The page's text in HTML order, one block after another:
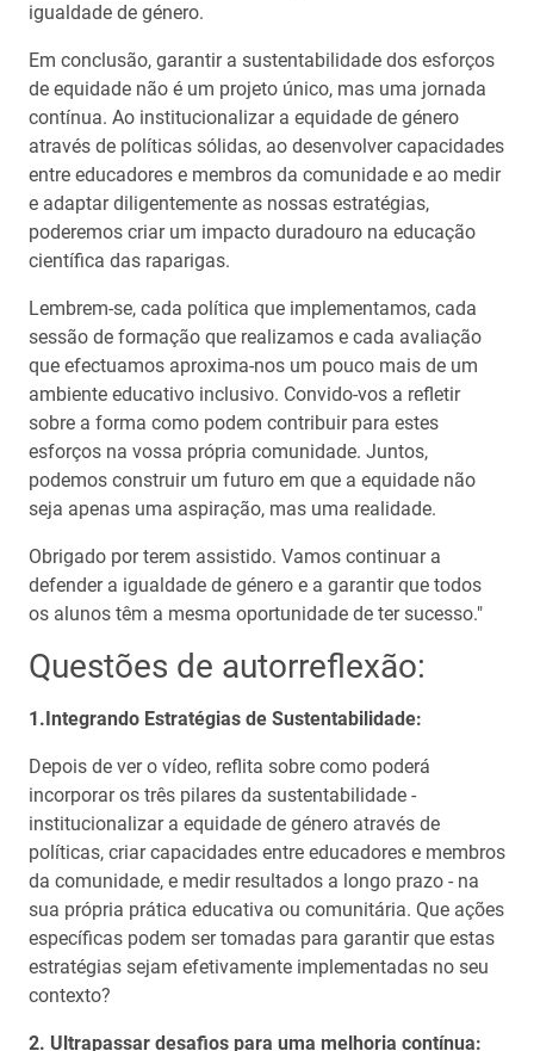
igualdade de género.
Em conclusão, garantir a sustentabilidade dos esforços
de equidade não é um projeto único, mas uma jornada
contínua. Ao institucionalizar a equidade de género
através de políticas sólidas, ao desenvolver capacidades
entre educadores e membros da comunidade e ao medir
e adaptar diligentemente as nossas estratégias,
poderemos criar um impacto duradouro na educação
científica das raparigas.
Lembrem-se, cada política que implementamos, cada
sessão de formação que realizamos e cada avaliação
que efectuamos aproxima-nos um pouco mais de um
ambiente educativo inclusivo. Convido-vos a refletir
sobre a forma como podem contribuir para estes
esforços na vossa própria comunidade. Juntos,
podemos construir um futuro em que a equidade não
seja apenas uma aspiração, mas uma realidade.
Obrigado por terem assistido. Vamos continuar a
defender a igualdade de género e a garantir que todos
os alunos têm a mesma oportunidade de ter sucesso."
Questões de autorreflexão:
1.Integrando Estratégias de Sustentabilidade:
Depois de ver o vídeo, reflita sobre como poderá
incorporar os três pilares da sustentabilidade -
institucionalizar a equidade de género através de
políticas, criar capacidades entre educadores e membros
da comunidade, e medir resultados a longo prazo - na
sua própria prática educativa ou comunitária. Que ações
específicas podem ser tomadas para garantir que estas
estratégias sejam efetivamente implementadas no seu
contexto?
2. Ultrapassar desafios para uma melhoria contínua: